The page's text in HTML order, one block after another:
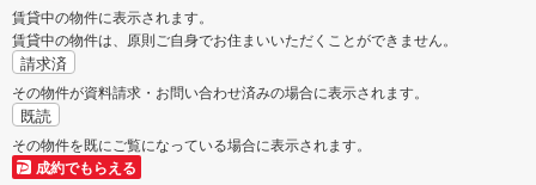
賃貸中の物件に表示されます。
賃貸中の物件は、原則ご自身でお住まいいただくことができません。
請求済
その物件が資料請求・お問い合わせ済みの場合に表示されます。
既読
その物件を既にご覧になっている場合に表示されます。
成約でもらえる